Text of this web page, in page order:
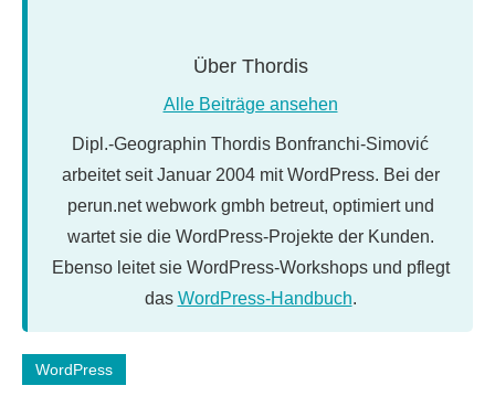
Über Thordis
Alle Beiträge ansehen
Dipl.-Geographin Thordis Bonfranchi-Simović
arbeitet seit Januar 2004 mit WordPress. Bei der
perun.net webwork gmbh betreut, optimiert und
wartet sie die WordPress-Projekte der Kunden.
Ebenso leitet sie WordPress-Workshops und pflegt
das WordPress-Handbuch.
Schlagwörter:
WordPress